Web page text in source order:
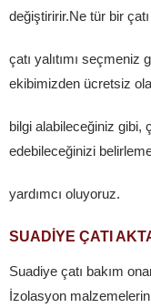
değiştiririr.Ne tür bir
çatı yalıtımı seçmeniz
ekibimizden ücretsiz
bilgi alabileceğiniz gibi,
edebileceğinizi
yardımcı oluyoruz.
SUADİYE ÇATI
Suadiye çatı bakım
İzolasyon